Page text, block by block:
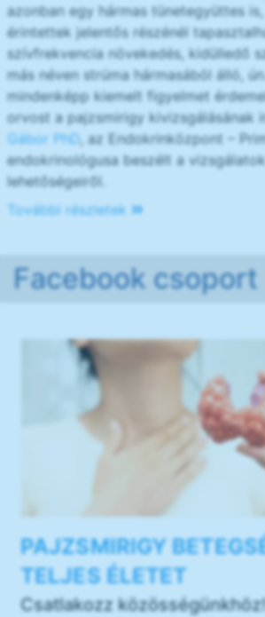
azonban egy hármas tünetegyüttes
érintettek jelentős részénél
szívfrekvencia növekedés, kidülledő
más néven strúma hármasából álló,
mindenképp kiemelt figyelmet
orvost a pajzsmirigy kivizsgálásának
Gábor PhD, az Endokrinközpont –
endokrinológusa beszélt a
lehetőségeiről.
További részletek
Facebook csoport
PAJZSMIRIGY
TELJES ÉLETET
Csatlakozz közösségünkhöz!